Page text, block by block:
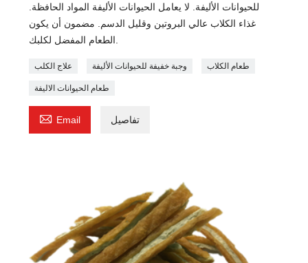
للحيوانات الأليفة. لا يعامل الحيوانات الأليفة المواد الحافظة.
غذاء الكلاب عالي البروتين وقليل الدسم. مضمون أن يكون
علاج الكلب وجبة خفيفة للحيوانات الأليفة طعام الكلاب
طعام الحيوانات الاليفة
 Email تفاصيل